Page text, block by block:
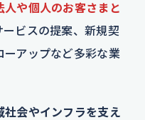
や個人のお客さまと
ビスの提案、新規契
アップなど多彩な業
社会やインフラを支え